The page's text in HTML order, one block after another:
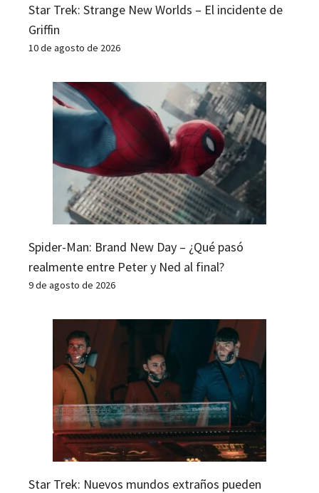
Star Trek: Strange New Worlds – El incidente de
Griffin
10 de agosto de 2026
Spider-Man: Brand New Day – ¿Qué pasó
realmente entre Peter y Ned al final?
9 de agosto de 2026
Star Trek: Nuevos mundos extraños pueden